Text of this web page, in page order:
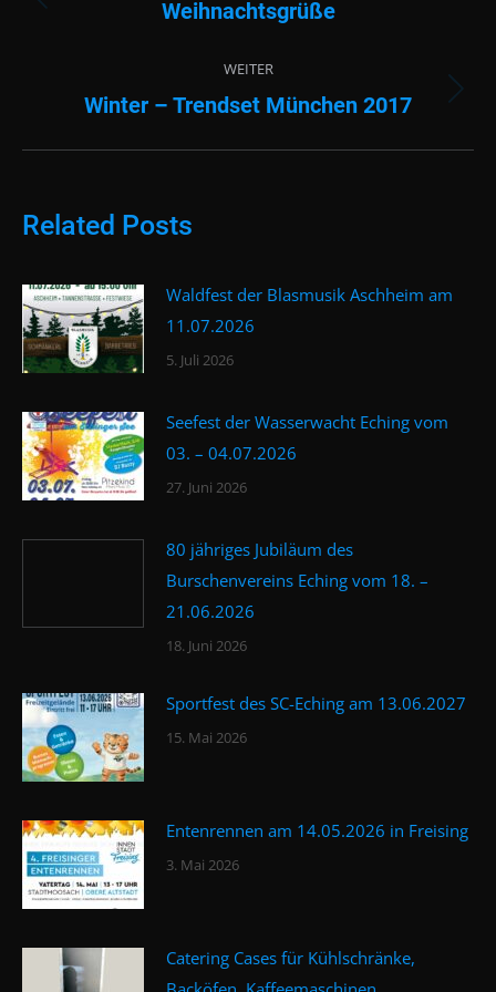
Vorheriger
Weihnachtsgrüße
WEITER
Nächster
Winter – Trendset München 2017
Related Posts
Waldfest der Blasmusik Aschheim am
11.07.2026
5. Juli 2026
Seefest der Wasserwacht Eching vom
03. – 04.07.2026
27. Juni 2026
80 jähriges Jubiläum des
Burschenvereins Eching vom 18. –
21.06.2026
18. Juni 2026
Sportfest des SC-Eching am 13.06.2027
15. Mai 2026
Entenrennen am 14.05.2026 in Freising
3. Mai 2026
Catering Cases für Kühlschränke,